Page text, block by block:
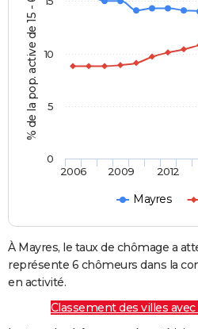
% de la pop. active de 15 - 64 ans
Mayres
2006 2009 2012
0
5
10
À Mayres, le taux de chômage a
représente 6 chômeurs dans la
en activité.
Classement des villes